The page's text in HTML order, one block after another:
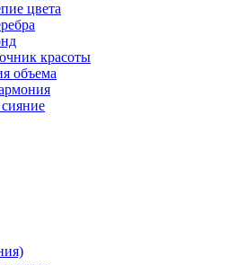
цвета
красоты
объема